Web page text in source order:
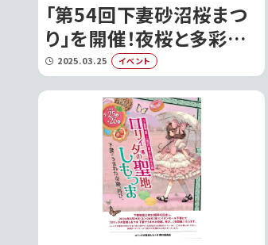
「第54回下妻砂沼桜まつ
り」を開催！夜桜と多彩な
イベントで春を満喫｜下
妻市
2025.03.25 イベント